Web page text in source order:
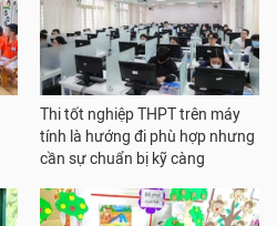
Thi tốt nghiệp THPT trên máy
tính là hướng đi phù hợp nhưng
cần sự chuẩn bị kỹ càng